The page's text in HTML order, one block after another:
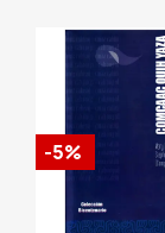
-5%